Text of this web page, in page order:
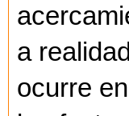
a
ocurre